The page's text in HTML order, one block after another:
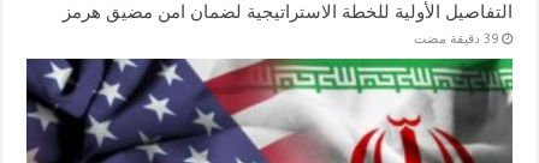
التفاصيل الأولية للخطة الاستراتيجية لضمان امن مضيق هرمز
‏39 دقيقة مضت